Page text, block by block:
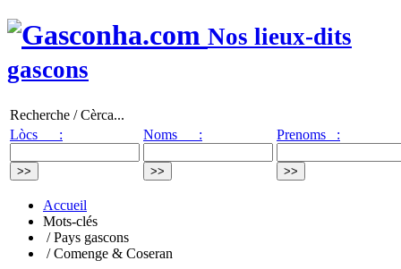
Nos lieux-dits
gascons
Recherche / Cèrca...
Lòcs :
Noms : Prenoms :
Accueil
Mots-clés
/ Pays gascons
/ Comenge & Coseran